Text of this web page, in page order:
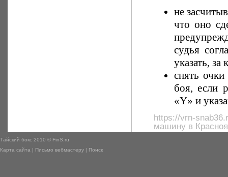
не
что оно
судья
указать,
снять
боя, если
«Y» и
https://vrn-
машину в
Тайский бокс 2010 © FinS.ru
Карта сайта | Письмо вебмастеру | Поиск